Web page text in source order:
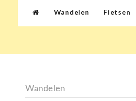
Wandelen Fietsen
Wandelen